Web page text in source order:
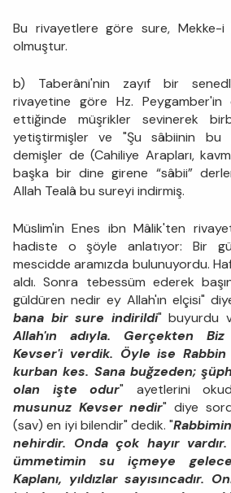
Bu rivayetlere göre sure, Mekke-i
olmuştur.
b) Taberâni'nin zayıf bir
rivayetine göre Hz.
ettiğinde müşrikler sevinerek
yetiştirmişler ve "Şu sâbiinin bu
demişler de (Cahiliye Arapları,
başka bir dine girene “sâbii”
Allah Tealâ bu sureyi indirmiş.
Müslim'in Enes ibn Mâlik'ten
hadiste o şöyle anlatıyor: Bir
mescidde aramızda bulunuyordu.
aldı. Sonra tebessüm ederek
güldüren nedir ey Allah'ın elçisi"
bana bir sure indirildi" buyurdu
Allah'ın adıyla. Gerçekten
Kevser'i verdik. Öyle ise
kurban kes. Sana buğzeden;
olan işte odur" ayetlerini
musunuz Kevser nedir" diye
(sav) en iyi bilendir" dedik. "
nehirdir. Onda çok hayır
ümmetimin su içmeye
Kaplanı, yıldızlar sayısıncadır.